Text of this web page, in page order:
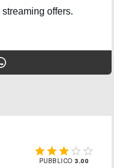
    
PUBBLICO3.00